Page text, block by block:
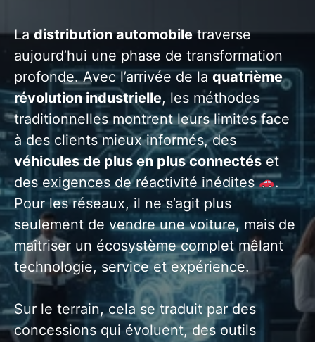
Ladistribution automobiletraverse
aujourd’hui une phase de transformation
profonde. Avec l’arrivée de laquatrième
révolution industrielle, les méthodes
traditionnelles montrent leurs limites face
à des clients mieux informés, des
véhicules de plus en plus connectéset
des exigences de réactivité inédites
.
Pour les réseaux, il ne s’agit plus
seulement de vendre une voiture, mais de
maîtriser un écosystème complet mêlant
technologie, service et expérience.
Sur le terrain, cela se traduit par des
concessions qui évoluent, des outils